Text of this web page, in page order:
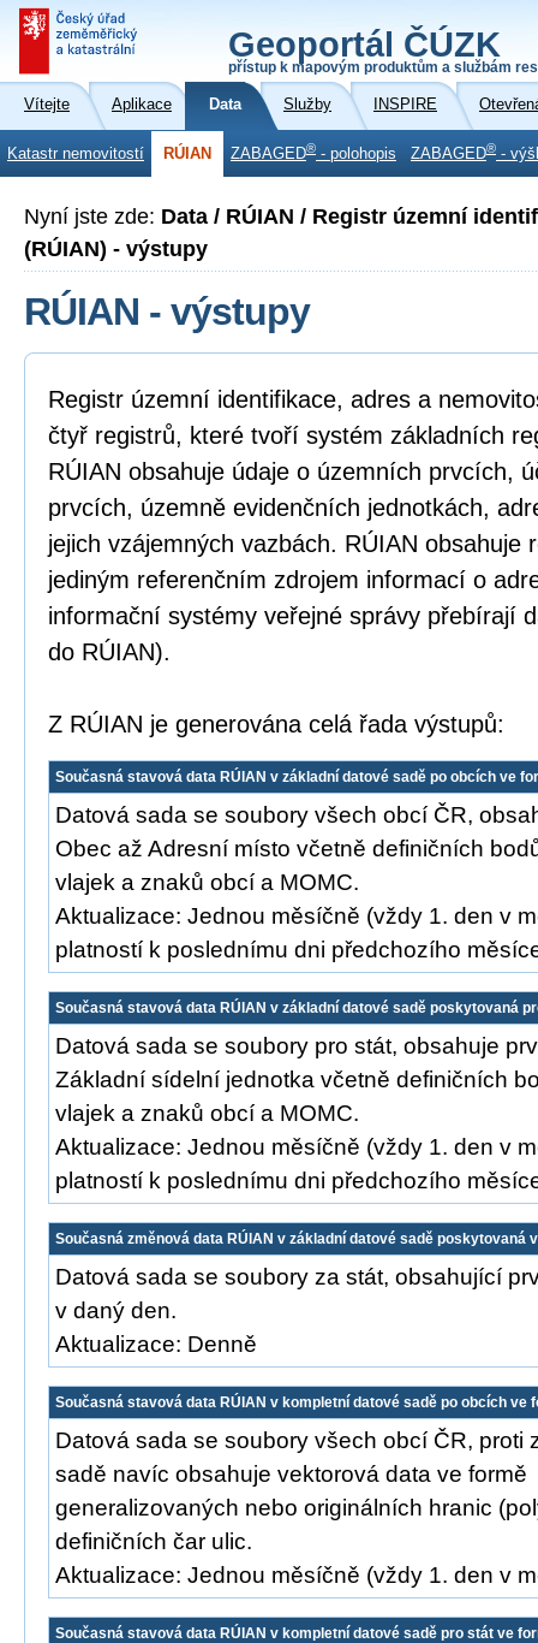
Geoportál ČÚZK
přístup k mapovým produktům a službám
Vítejte Aplikace Data Služby INSPIRE
Katastr nemovitostí RÚIAN ZABAGED® - polohopis ZABAGED® -
Nyní jste zde: Data / RÚIAN / Registr územní
(RÚIAN) - výstupy
RÚIAN - výstupy
Registr územní identifikace, adres a
čtyř registrů, které tvoří systém základních
RÚIAN obsahuje údaje o územních prvcích,
prvcích, územně evidenčních jednotkách,
jejich vzájemných vazbách. RÚIAN obsahuje
jediným referenčním zdrojem informací o
informační systémy veřejné správy přebírají
do RÚIAN).
Z RÚIAN je generována celá řada výstupů:
Současná stavová data RÚIAN v základní datové sadě po obcích ve
Datová sada se soubory všech obcí ČR,
Obec až Adresní místo včetně definičních
vlajek a znaků obcí a MOMC.
Aktualizace: Jednou měsíčně (vždy 1. den v
platností k poslednímu dni předchozího
Současná stavová data RÚIAN v základní datové sadě poskytovaná
Datová sada se soubory pro stát, obsahuje
Základní sídelní jednotka včetně definičních
vlajek a znaků obcí a MOMC.
Aktualizace: Jednou měsíčně (vždy 1. den v
platností k poslednímu dni předchozího
Současná změnová data RÚIAN v základní datové sadě poskytovaná
Datová sada se soubory za stát, obsahující
v daný den.
Aktualizace: Denně
Současná stavová data RÚIAN v kompletní datové sadě po obcích ve
Datová sada se soubory všech obcí ČR, proti
sadě navíc obsahuje vektorová data ve formě
generalizovaných nebo originálních hranic
definičních čar ulic.
Aktualizace: Jednou měsíčně (vždy 1. den v
Současná stavová data RÚIAN v kompletní datové sadě pro stát ve